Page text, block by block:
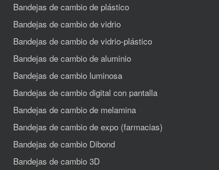
Bandejas de cambio de plástico
Bandejas de cambio de vidrio
Bandejas de cambio de vidrio-plástico
Bandejas de cambio de aluminio
Bandejas de cambio luminosa
Bandejas de cambio digital con pantalla
Bandejas de cambio de melamina
Bandejas de cambio de expo (farmacias)
Bandejas de cambio Dibond
Bandejas de cambio 3D